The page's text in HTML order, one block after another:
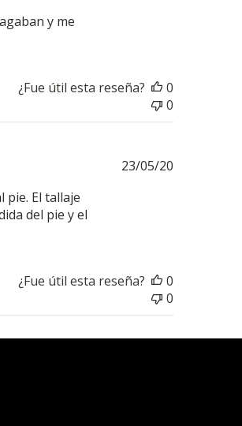
y me
¿Fue útil esta reseña?
0
0
pie. El tallaje
del pie y el
23/05/20
¿Fue útil esta reseña?
0
0